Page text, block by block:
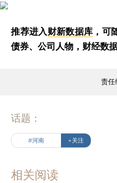
推荐进入财新数据库 ，可
债券、公司人物，财经数
责任
话题：
#河南 +关注
相关阅读